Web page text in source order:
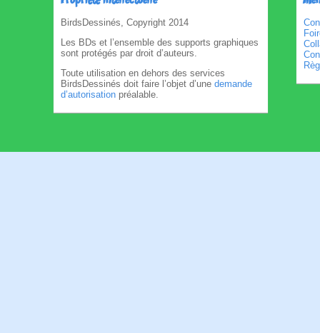
BirdsDessinés, Copyright 2014
Les BDs et l’ensemble des supports graphiques
sont protégés par droit d’auteurs.
Toute utilisation en dehors des services
BirdsDessinés doit faire l’objet d’une demande
d’autorisation préalable.